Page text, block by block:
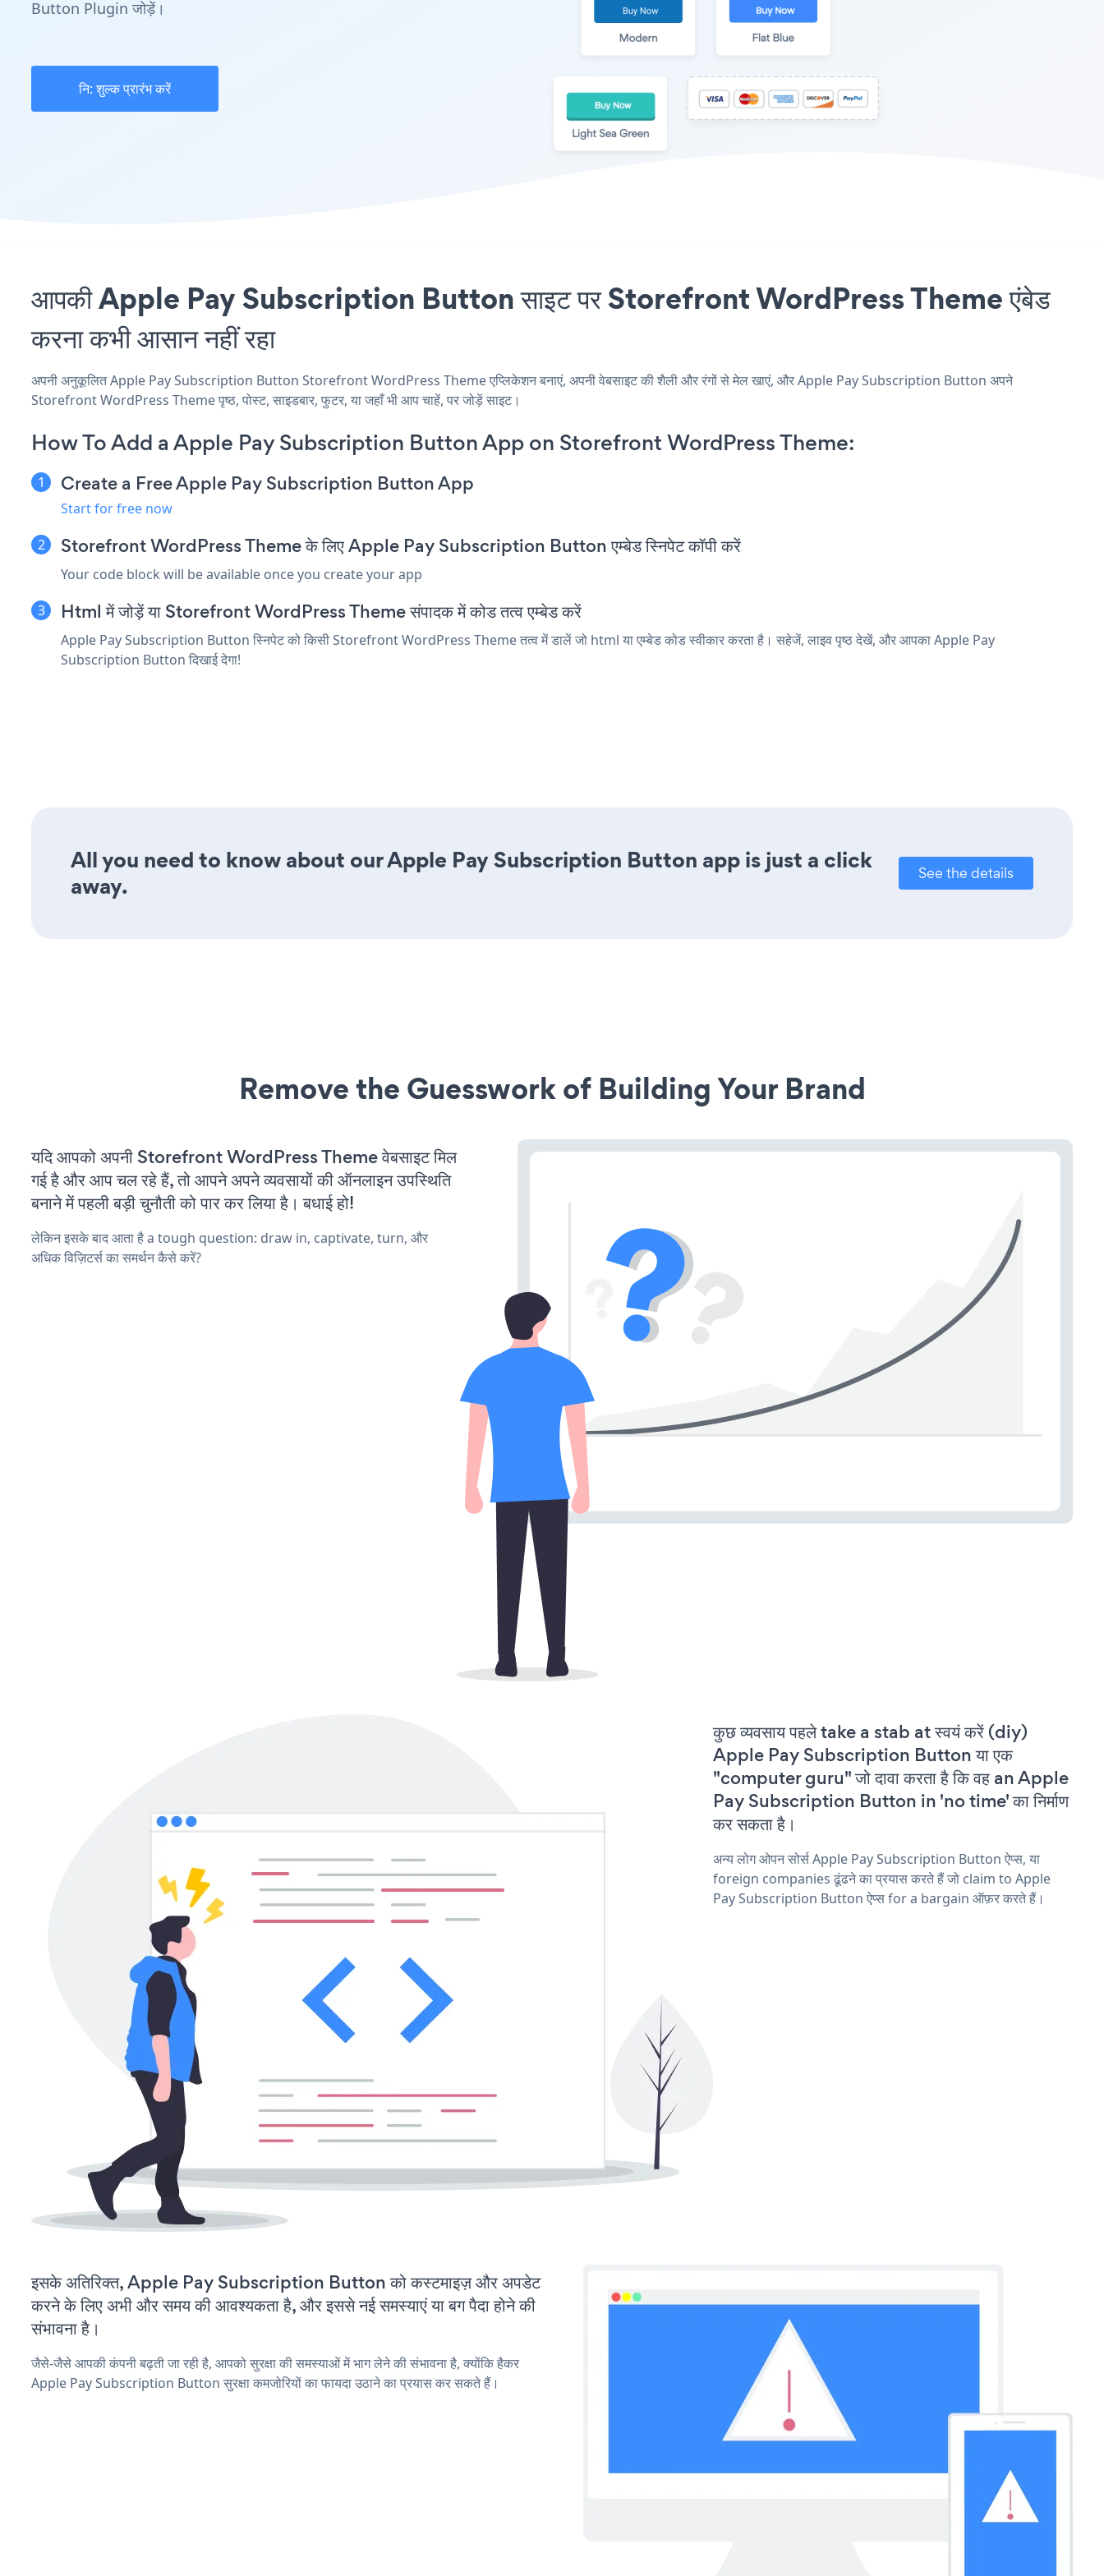
Button Plugin जोड़ें।
नि: शुल्क प्रारंभ करें
आपकी Apple Pay Subscription Button साइट पर Storefront WordPress Theme एंबेड
करना कभी आसान नहीं रहा
अपनी अनुकूलित Apple Pay Subscription Button Storefront WordPress Theme एप्लिकेशन बनाएं, अपनी वेबसाइट की शैली और रंगों से मेल खाएं, और Apple Pay Subscription Button अपने
Storefront WordPress Theme पृष्ठ, पोस्ट, साइडबार, फुटर, या जहाँ भी आप चाहें, पर जोड़ें साइट।
How To Add a Apple Pay Subscription Button App on Storefront WordPress Theme:
Create a Free Apple Pay Subscription Button App
Start for free now
Storefront WordPress Theme के लिए Apple Pay Subscription Button एम्बेड स्निपेट कॉपी करें
Your code block will be available once you create your app
Html में जोड़ें या Storefront WordPress Theme संपादक में कोड तत्व एम्बेड करें
Apple Pay Subscription Button स्निपेट को किसी Storefront WordPress Theme तत्व में डालें जो html या एम्बेड कोड स्वीकार करता है। सहेजें, लाइव पृष्ठ देखें, और आपका Apple Pay
Subscription Button दिखाई देगा!
All you need to know about our Apple Pay Subscription Button app is just a click
away.
See the details
Remove the Guesswork of Building Your Brand
यदि आपको अपनी Storefront WordPress Theme वेबसाइट मिल
गई है और आप चल रहे हैं, तो आपने अपने व्यवसायों की ऑनलाइन उपस्थिति
बनाने में पहली बड़ी चुनौती को पार कर लिया है। बधाई हो!
लेकिन इसके बाद आता है a tough question: draw in, captivate, turn, और
अधिक विज़िटर्स का समर्थन कैसे करें?
कुछ व्यवसाय पहले take a stab at स्वयं करें (diy)
Apple Pay Subscription Button या एक
"computer guru" जो दावा करता है कि वह an Apple
Pay Subscription Button in 'no time' का निर्माण
कर सकता है।
अन्य लोग ओपन सोर्स Apple Pay Subscription Button ऐप्स, या
foreign companies ढूंढने का प्रयास करते हैं जो claim to Apple
Pay Subscription Button ऐप्स for a bargain ऑफ़र करते हैं।
इसके अतिरिक्त, Apple Pay Subscription Button को कस्टमाइज़ और अपडेट
करने के लिए अभी और समय की आवश्यकता है, और इससे नई समस्याएं या बग पैदा होने की
संभावना है।
जैसे-जैसे आपकी कंपनी बढ़ती जा रही है, आपको सुरक्षा की समस्याओं में भाग लेने की संभावना है, क्योंकि हैकर
Apple Pay Subscription Button सुरक्षा कमजोरियों का फायदा उठाने का प्रयास कर सकते हैं।